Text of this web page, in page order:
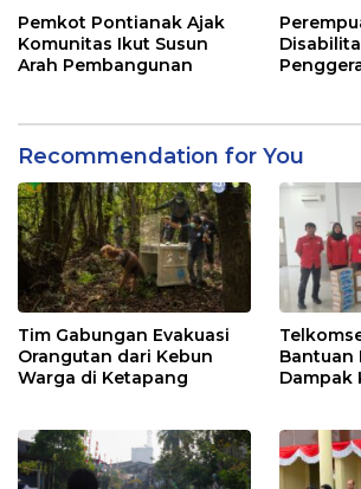
Pemkot Pontianak Ajak
Komunitas Ikut Susun
Arah Pembangunan
Recommendation for You
Tim Gabungan Evakuasi
Orangutan dari Kebun
Warga di Ketapang
Bantuan
Dampak